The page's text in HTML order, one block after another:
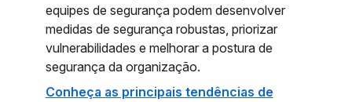
equipes de segurança podem desenvolver
medidas de segurança robustas, priorizar
vulnerabilidades e melhorar a postura de
segurança da organização.
Conheça as principais tendências de